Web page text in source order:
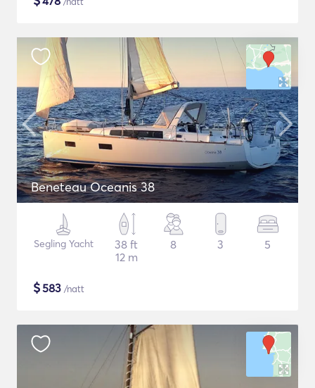
Beneteau Oceanis 38
Segling Yacht
38 ft
12 m
8 3 5
$583 /natt